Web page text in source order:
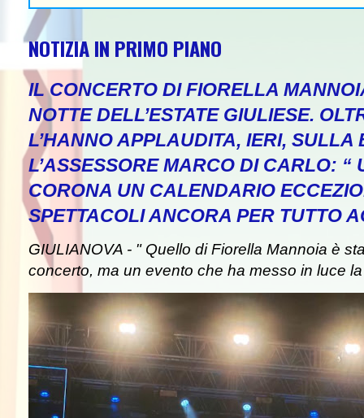
NOTIZIA IN PRIMO PIANO
IL CONCERTO DI FIORELLA
NOTTE DELL’ESTATE GIULIESE.
L’HANNO APPLAUDITA, IERI, SULLA
L’ASSESSORE MARCO DI CARLO: “
CORONA UN CALENDARIO
SPETTACOLI ANCORA PER TUTTO
GIULIANOVA - " Quello di Fiorella Mannoia è
concerto, ma un evento che ha messo in luce